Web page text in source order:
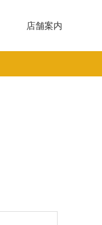
店舗案内